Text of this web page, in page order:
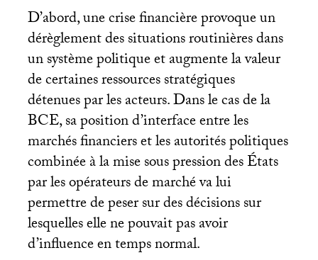
D’abord, une crise financière provoque un
dérèglement des situations routinières dans
un système politique et augmente la valeur
de certaines ressources stratégiques
détenues par les acteurs. Dans le cas de la
BCE, sa position d’interface entre les
marchés financiers et les autorités politiques
combinée à la mise sous pression des États
par les opérateurs de marché va lui
permettre de peser sur des décisions sur
lesquelles elle ne pouvait pas avoir
d’influence en temps normal.